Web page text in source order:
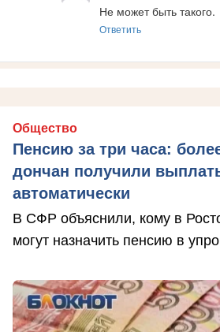
Не может быть такого.
Ответить
Общество
Пенсию за три часа:
дончан получили
автоматически
В СФР объяснили, кому в
могут назначить пенсию в